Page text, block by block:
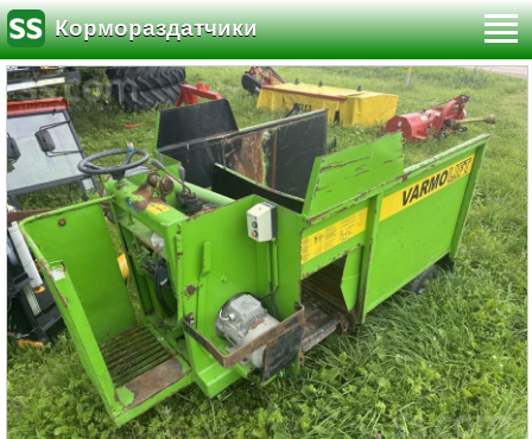
Кормораздатчики